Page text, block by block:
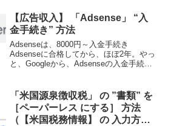
す。エクセルで、管理するのがベストな
んでしょうけど、PCをい...
【広告収入】 「Adsense」 “入
金手続き” 方法
Adsenseは、8000円～入金手続き
Adsenseに合格してから、ほぼ2年。やっ
と、Googleから、Adsenseの入金手続き
手数料がかかったら嫌だな。」、...
「米国源泉徴収税」 の ”書類” を
［ペーパーレス にする］ 方法
（【米国税務情報】 の 入力方